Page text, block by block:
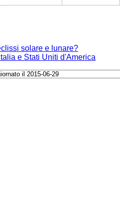
solare e lunare?
e Stati Uniti d'America
il 2015-06-29